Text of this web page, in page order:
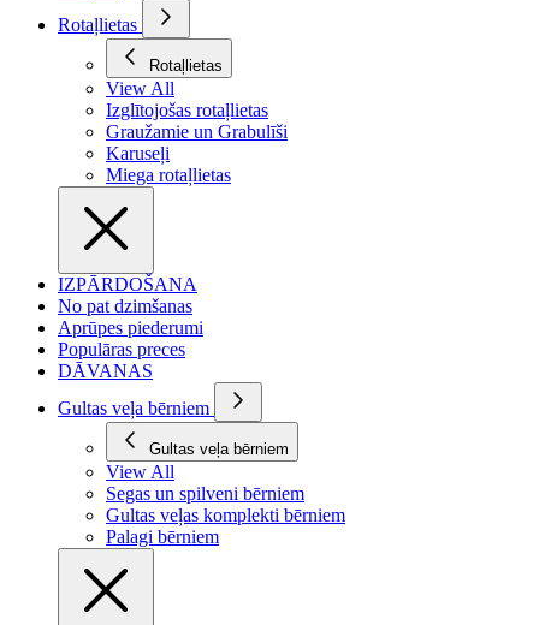
Rotaļlietas
Rotaļlietas
View All
Izglītojošas rotaļlietas
Graužamie un Grabulīši
Karuseļi
Miega rotaļlietas
IZPĀRDOŠANA
No pat dzimšanas
Aprūpes piederumi
Populāras preces
DĀVANAS
Gultas veļa bērniem
Gultas veļa bērniem
View All
Segas un spilveni bērniem
Gultas veļas komplekti bērniem
Palagi bērniem